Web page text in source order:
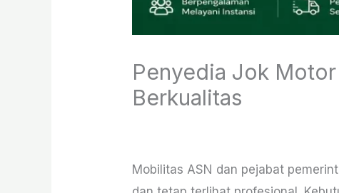
Penyedia Jok
Berkualitas
Mobilitas ASN dan pejabat